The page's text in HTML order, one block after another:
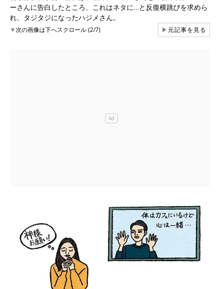
ーさんに告白したところ、これはネタに…と反復横跳びを求めら
れ、タジタジになったハジメさん。
▼次の画像は下へスクロール (2/7) ▶元記事を見る